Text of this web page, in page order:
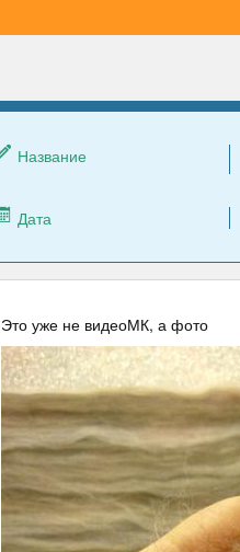
Название
Дата
Это уже не видеоМК, а фото